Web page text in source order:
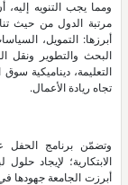
ومما يجب التنويه
مرتبة الدول من حيث
أبرزها: التمويل،
البحث والتطوير ونقل
التعليمة، ديناميكية
تجاه ريادة الأعمال.
وتضمّن برنامج الحفل
الابتكارية؛ لإيجاد
أبرزت الجامعة جهودها